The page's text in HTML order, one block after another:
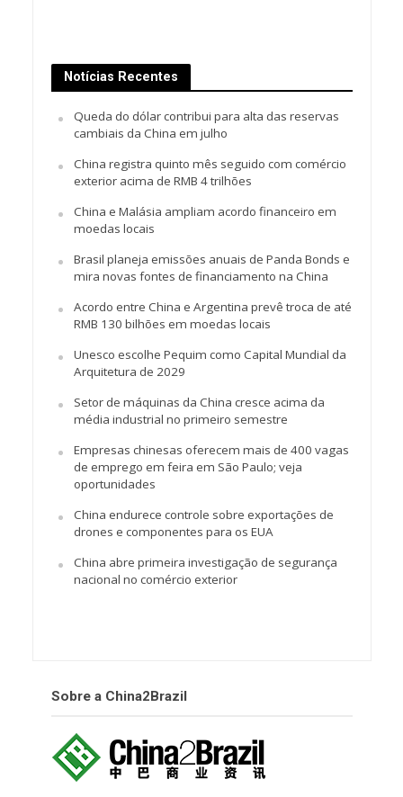
Notícias Recentes
Queda do dólar contribui para alta das reservas
cambiais da China em julho
China registra quinto mês seguido com comércio
exterior acima de RMB 4 trilhões
China e Malásia ampliam acordo financeiro em
moedas locais
Brasil planeja emissões anuais de Panda Bonds e
mira novas fontes de financiamento na China
Acordo entre China e Argentina prevê troca de até
RMB 130 bilhões em moedas locais
Unesco escolhe Pequim como Capital Mundial da
Arquitetura de 2029
Setor de máquinas da China cresce acima da
média industrial no primeiro semestre
Empresas chinesas oferecem mais de 400 vagas
de emprego em feira em São Paulo; veja
oportunidades
China endurece controle sobre exportações de
drones e componentes para os EUA
China abre primeira investigação de segurança
nacional no comércio exterior
Sobre a China2Brazil